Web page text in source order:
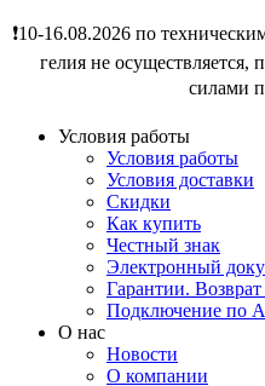
❗️10-16.08.2026 по
гелия не осуществляется,
силами
Условия работы
Условия работы
Условия доставки
Скидки
Как купить
Честный знак
Электронный
Гарантии.
Подключение по
О нас
Новости
О компании